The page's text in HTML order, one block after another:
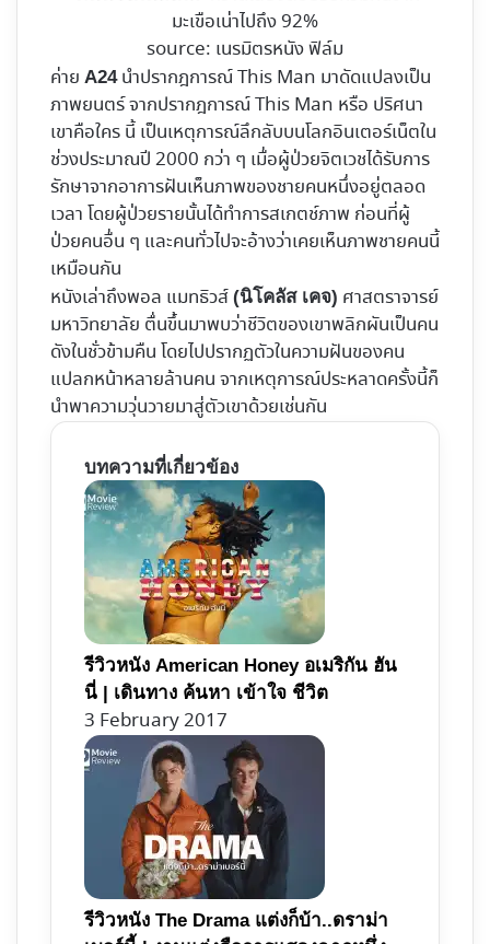
มะเขือเน่าไปถึง 92%
source: เนรมิตรหนัง ฟิล์ม
ค่าย A24นำปรากฎการณ์ This Man มาดัดแปลงเป็น
ภาพยนตร์ จากปรากฎการณ์ This Man หรือ ปริศนา
เขาคือใคร นี้ เป็นเหตุการณ์ลึกลับบนโลกอินเตอร์เน็ตใน
ช่วงประมาณปี 2000 กว่า ๆ เมื่อผู้ป่วยจิตเวชได้รับการ
รักษาจากอาการฝันเห็นภาพของชายคนหนึ่งอยู่ตลอด
เวลา โดยผู้ป่วยรายนั้นได้ทำการสเกตช์ภาพ ก่อนที่ผู้
ป่วยคนอื่น ๆ และคนทั่วไปจะอ้างว่าเคยเห็นภาพชายคนนี้
เหมือนกัน
หนังเล่าถึงพอล แมทธิวส์ (นิโคลัส เคจ) ศาสตราจารย์
มหาวิทยาลัย ตื่นขึ้นมาพบว่าชีวิตของเขาพลิกผันเป็นคน
ดังในชั่วข้ามคืน โดยไปปรากฏตัวในความฝันของคน
แปลกหน้าหลายล้านคน จากเหตุการณ์ประหลาดครั้งนี้ก็
นำพาความวุ่นวายมาสู่ตัวเขาด้วยเช่นกัน
บทความที่เกี่ยวข้อง
รีวิวหนัง American Honey อเมริกัน ฮัน
นี่ | เดินทาง ค้นหา เข้าใจ ชีวิต
3 February 2017
รีวิวหนัง The Drama แต่งก็บ้า..ดราม่า